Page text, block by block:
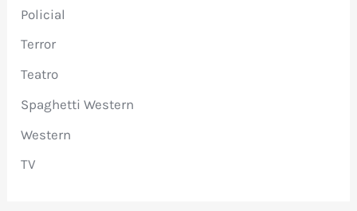
Policial
Terror
Teatro
Spaghetti Western
Western
TV